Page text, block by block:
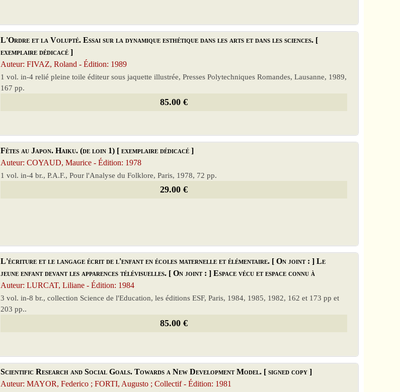
L'Ordre et la Volupté. Essai sur la dynamique esthétique dans les arts et dans les sciences. [
exemplaire dédicacé ]
Auteur: FIVAZ, Roland - Édition: 1989
1 vol. in-4 relié pleine toile éditeur sous jaquette illustrée, Presses Polytechniques Romandes, Lausanne, 1989,
167 pp.
85.00 €
Fêtes au Japon. Haiku. (de loin 1) [ exemplaire dédicacé ]
Auteur: COYAUD, Maurice - Édition: 1978
1 vol. in-4 br., P.A.F., Pour l'Analyse du Folklore, Paris, 1978, 72 pp.
29.00 €
L'écriture et le langage écrit de l'enfant en écoles maternelle et élémentaire. [ On joint : ] Le
jeune enfant devant les apparences télévisuelles. [ On joint : ] Espace vécu et espace connu à
Auteur: LURCAT, Liliane - Édition: 1984
3 vol. in-8 br., collection Science de l'Education, les éditions ESF, Paris, 1984, 1985, 1982, 162 et 173 pp et
203 pp..
85.00 €
Scientific Research and Social Goals. Towards a New Development Model. [ signed copy ]
Auteur: MAYOR, Federico ; FORTI, Augusto ; Collectif - Édition: 1981